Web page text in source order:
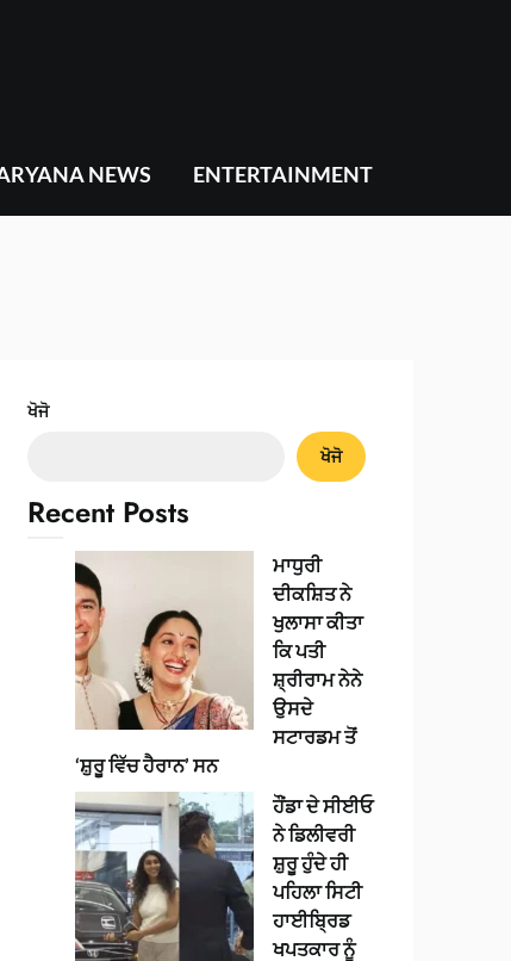
NEWS ENTERTAINMENT
ਖੋਜੋ
ਖੋਜੋ
Recent Posts
ਮਾਧੁਰੀ
ਦੀਕਸ਼ਿਤ ਨੇ
ਖੁਲਾਸਾ ਕੀਤਾ
ਕਿ ਪਤੀ
ਸ਼੍ਰੀਰਾਮ ਨੇਨੇ
ਉਸਦੇ
ਸਟਾਰਡਮ ਤੋਂ
‘ਸ਼ੁਰੂ ਵਿੱਚ ਹੈਰਾਨ’ ਸਨ
ਹੌਂਡਾ ਦੇ ਸੀਈਓ
ਨੇ ਡਿਲੀਵਰੀ
ਸ਼ੁਰੂ ਹੁੰਦੇ ਹੀ
ਪਹਿਲਾ ਸਿਟੀ
ਹਾਈਬ੍ਰਿਡ
ਖਪਤਕਾਰ ਨੂੰ